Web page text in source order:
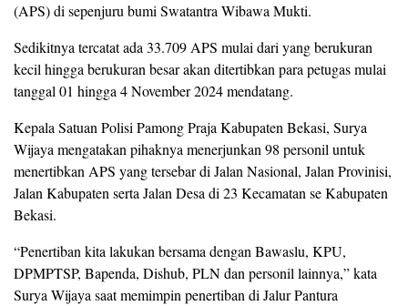
(APS) di sepenjuru bumi Swatantra Wibawa Mukti.
Sedikitnya tercatat ada 33.709 APS mulai dari yang berukuran
kecil hingga berukuran besar akan ditertibkan para petugas mulai
tanggal 01 hingga 4 November 2024 mendatang.
Kepala Satuan Polisi Pamong Praja Kabupaten Bekasi, Surya
Wijaya mengatakan pihaknya menerjunkan 98 personil untuk
menertibkan APS yang tersebar di Jalan Nasional, Jalan Provinisi,
Jalan Kabupaten serta Jalan Desa di 23 Kecamatan se Kabupaten
Bekasi.
“Penertiban kita lakukan bersama dengan Bawaslu, KPU,
DPMPTSP, Bapenda, Dishub, PLN dan personil lainnya,” kata
Surya Wijaya saat memimpin penertiban di Jalur Pantura